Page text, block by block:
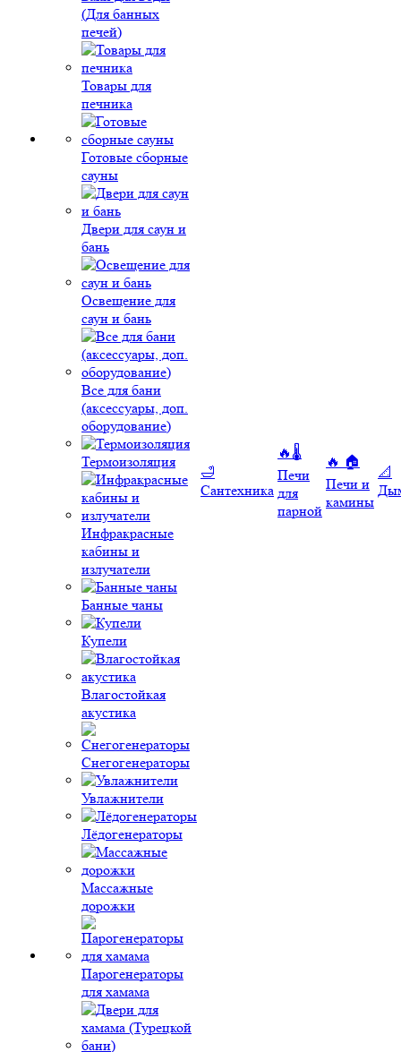
(Для банных
печей)
Товары для
печника
Готовые сборные
сауны
Двери для саун и
бань
Освещение для
саун и бань
Все для бани
(аксессуары, доп.
оборудование)
Термоизоляция
Инфракрасные
кабины и
излучатели
Банные чаны
Купели
Влагостойкая
акустика
Снегогенераторы
Увлажнители
Лёдогенераторы
Массажные
дорожки
Парогенераторы
для хамама
🛁
Сантехника
🔥🌡️
Печи
для
парной
🔥 🏠
Печи и
камины
📐